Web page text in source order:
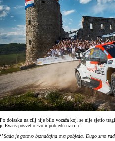
Po dolasku na cilj nije bilo vozača koji se nije sjetio
je Evans posvetio svoju pobjedu uz riječi:
‘’ Sada je gotovo beznačajna ova pobjeda. Dugo smo